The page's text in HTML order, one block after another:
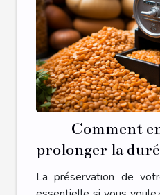
Comment
prolonger la
presse
La préservation de